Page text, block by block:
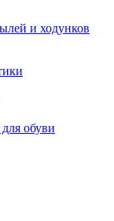
и ходунков
обуви